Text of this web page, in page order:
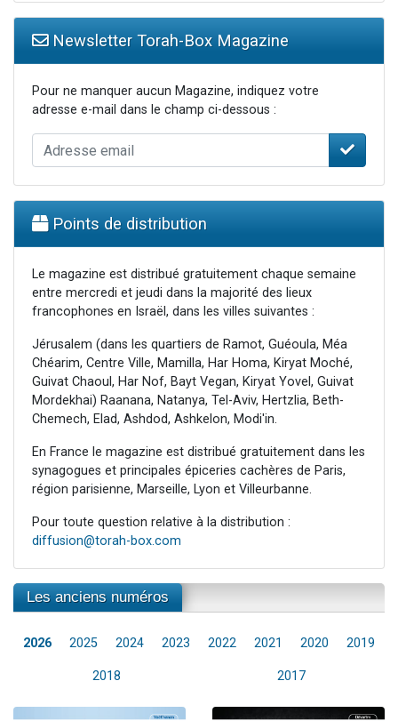
Newsletter Torah-Box Magazine
Pour ne manquer aucun Magazine, indiquez votre
adresse e-mail dans le champ ci-dessous :
Points de distribution
Le magazine est distribué gratuitement chaque semaine
entre mercredi et jeudi dans la majorité des lieux
francophones en Israël, dans les villes suivantes :
Jérusalem (dans les quartiers de Ramot, Guéoula, Méa
Chéarim, Centre Ville, Mamilla, Har Homa, Kiryat Moché,
Guivat Chaoul, Har Nof, Bayt Vegan, Kiryat Yovel, Guivat
Mordekhai) Raanana, Natanya, Tel-Aviv, Hertzlia, Beth-
Chemech, Elad, Ashdod, Ashkelon, Modi'in.
En France le magazine est distribué gratuitement dans les
synagogues et principales épiceries cachères de Paris,
région parisienne, Marseille, Lyon et Villeurbanne.
Pour toute question relative à la distribution :
diffusion@torah-box.com
Les anciens numéros
2026 2025 2024 2023 2022 2021 2020 2019
2018 2017